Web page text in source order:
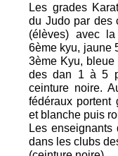
Les grades
du Judo par des
(élèves) avec
6ème kyu, jaune
3ème Kyu,
des dan 1 à 5
ceinture noire.
fédéraux portent
et blanche puis
Les
dans les clubs